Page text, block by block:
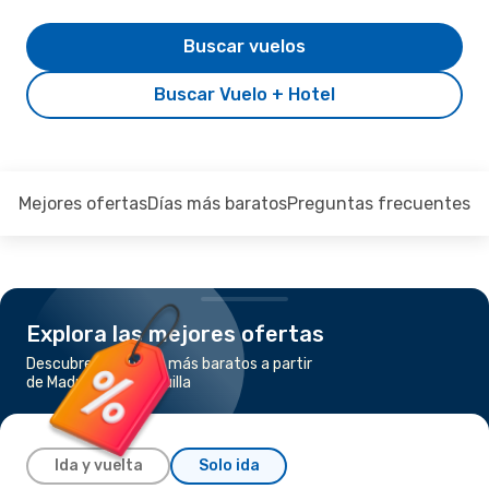
Buscar Vuelo + Hotel
Buscar vuelos
Mejores ofertasDías más baratosPreguntas frecuentes
Explora las mejores ofertas
Descubre los vuelos más baratos a partir
de Madrid a Barranquilla
Ida y vuelta Solo ida